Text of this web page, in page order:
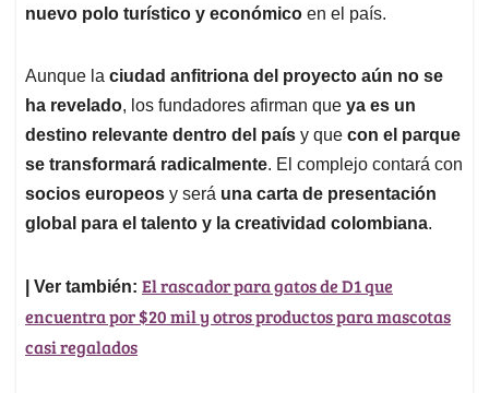
nuevo polo turístico y económico en el país.
Aunque la ciudad anfitriona del proyecto aún no se
ha revelado, los fundadores afirman que ya es un
destino relevante dentro del país y que con el parque
se transformará radicalmente. El complejo contará con
socios europeos y será una carta de presentación
global para el talento y la creatividad colombiana.
| Ver también: El rascador para gatos de D1 que
encuentra por $20 mil y otros productos para mascotas
casi regalados